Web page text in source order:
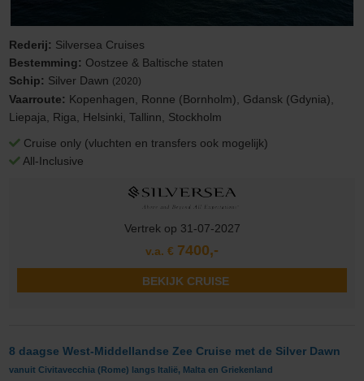
Rederij: Silversea Cruises
Bestemming: Oostzee & Baltische staten
Schip: Silver Dawn (2020)
Vaarroute: Kopenhagen, Ronne (Bornholm), Gdansk (Gdynia),
Liepaja, Riga, Helsinki, Tallinn, Stockholm
Cruise only (vluchten en transfers ook mogelijk)
All-Inclusive
Vertrek op 31-07-2027
v.a. € 7400,-
BEKIJK CRUISE
8 daagse West-Middellandse Zee Cruise met de Silver Dawn
vanuit Civitavecchia (Rome) langs Italië, Malta en Griekenland